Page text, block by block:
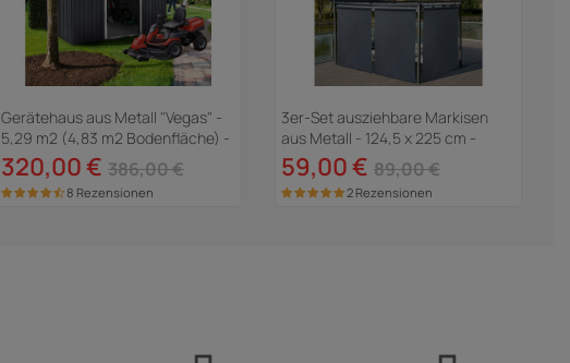
Gerätehaus aus Metall "Vegas" -
5,29 m2 (4,83 m2 Bodenfläche) -
Grau
320,00 € 386,00 €
8 Rezensionen
3er-Set ausziehbare Markisen
aus Metall - 124,5 x 225 cm -
Anthrazitgrau
59,00 € 89,00 €
2 Rezensionen